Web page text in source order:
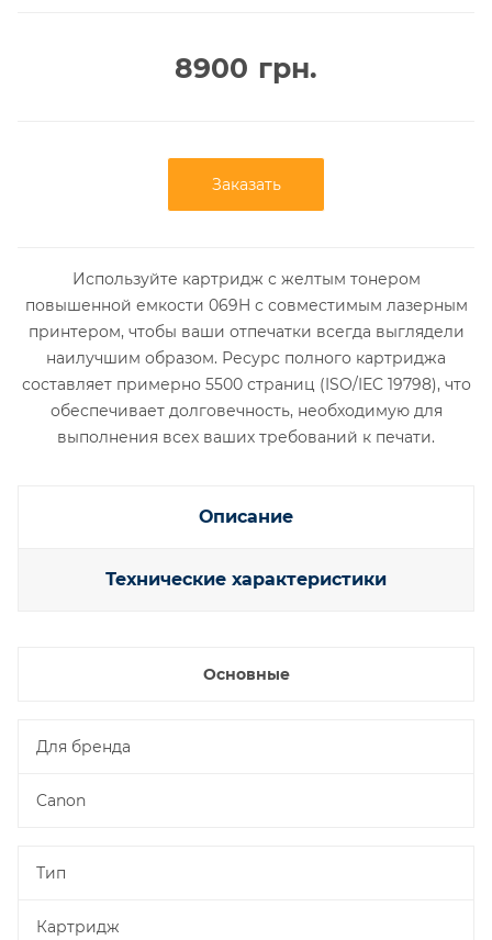
8900 грн.
Заказать
Используйте картридж с желтым тонером
повышенной емкости 069H с совместимым лазерным
принтером, чтобы ваши отпечатки всегда выглядели
наилучшим образом. Ресурс полного картриджа
составляет примерно 5500 страниц (ISO/IEC 19798), что
обеспечивает долговечность, необходимую для
выполнения всех ваших требований к печати.
Описание
Технические характеристики
Основные
Для бренда
Canon
Тип
Картридж